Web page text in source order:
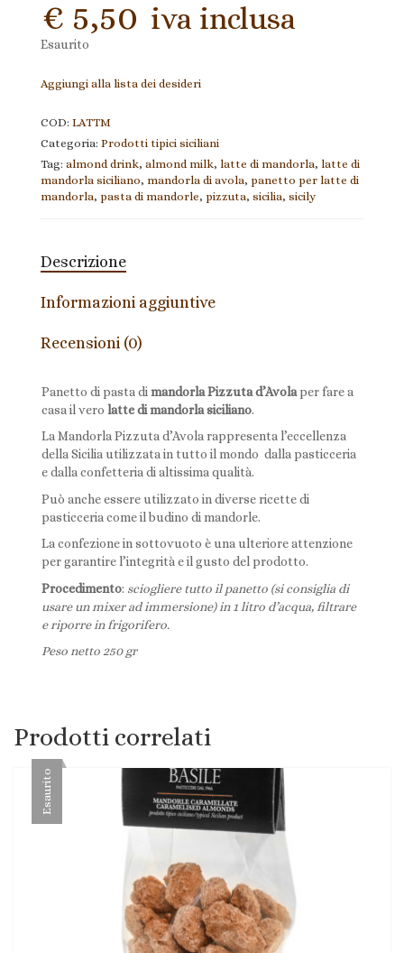
€ 5,50 iva inclusa
Esaurito
Aggiungi alla lista dei desideri
COD: LATTM
Categoria: Prodotti tipici siciliani
Tag: almond drink, almond milk, latte di mandorla, latte di
mandorla siciliano, mandorla di avola, panetto per latte di
mandorla, pasta di mandorle, pizzuta, sicilia, sicily
Descrizione
Informazioni aggiuntive
Recensioni (0)
Panetto di pasta dimandorla Pizzuta d’Avolaper fare a
casa il vero latte di mandorla siciliano.
La Mandorla Pizzuta d’Avola rappresenta l’eccellenza
della Sicilia utilizzata in tutto il mondo dalla pasticceria
e dalla confetteria di altissima qualità.
Può anche essere utilizzato in diverse ricette di
pasticceria come il budino di mandorle.
La confezione in sottovuoto è una ulteriore attenzione
per garantire l’integrità e il gusto del prodotto.
Procedimento: sciogliere tutto il panetto (si consiglia di
usare un mixer ad immersione) in 1 litro d’acqua, filtrare
e riporre in frigorifero.
Peso netto 250 gr
Prodotti correlati
Esaurito